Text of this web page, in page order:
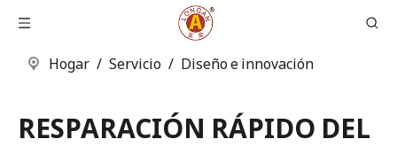
Hogar / Servicio / Diseño e innovación
RESPARACIÓN RÁPIDO DEL